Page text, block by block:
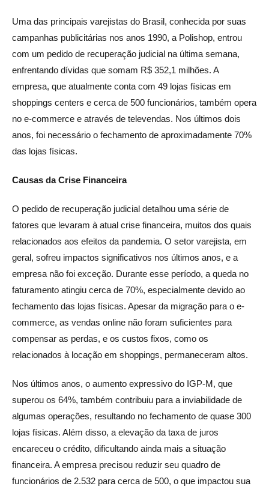
Uma das principais varejistas do Brasil, conhecida por suas
campanhas publicitárias nos anos 1990, a Polishop, entrou
com um pedido de recuperação judicial na última semana,
enfrentando dívidas que somam R$ 352,1 milhões. A
empresa, que atualmente conta com 49 lojas físicas em
shoppings centers e cerca de 500 funcionários, também opera
no e-commerce e através de televendas. Nos últimos dois
anos, foi necessário o fechamento de aproximadamente 70%
das lojas físicas.
Causas da Crise Financeira
O pedido de recuperação judicial detalhou uma série de
fatores que levaram à atual crise financeira, muitos dos quais
relacionados aos efeitos da pandemia. O setor varejista, em
geral, sofreu impactos significativos nos últimos anos, e a
empresa não foi exceção. Durante esse período, a queda no
faturamento atingiu cerca de 70%, especialmente devido ao
fechamento das lojas físicas. Apesar da migração para o e-
commerce, as vendas online não foram suficientes para
compensar as perdas, e os custos fixos, como os
relacionados à locação em shoppings, permaneceram altos.
Nos últimos anos, o aumento expressivo do IGP-M, que
superou os 64%, também contribuiu para a inviabilidade de
algumas operações, resultando no fechamento de quase 300
lojas físicas. Além disso, a elevação da taxa de juros
encareceu o crédito, dificultando ainda mais a situação
financeira. A empresa precisou reduzir seu quadro de
funcionários de 2.532 para cerca de 500, o que impactou sua